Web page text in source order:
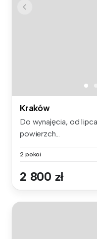
Kraków
Do wynajęcia, od
powierzch...
2 pokoi
2 800 zł